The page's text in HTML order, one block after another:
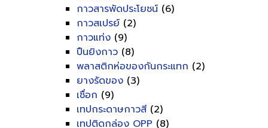
กาวสารพัดประโยชน์ (6)
กาวสเปรย์ (2)
กาวแท่ง (9)
ปืนยิงกาว (8)
พลาสติกห่อของกันกระแทก (2)
ยางรัดของ (3)
เชื่อก (9)
เทปกระดาษกาวสี (2)
เทปติดกล่อง OPP (8)